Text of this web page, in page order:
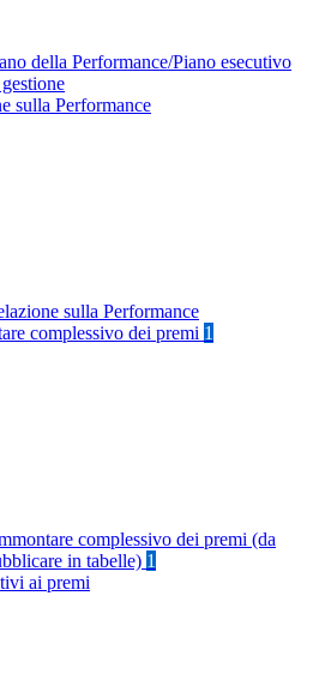
della Performance/Piano esecutivo
sulla Performance
sulla Performance
complessivo dei premi 1
complessivo dei premi (da
in tabelle) 1
ai premi